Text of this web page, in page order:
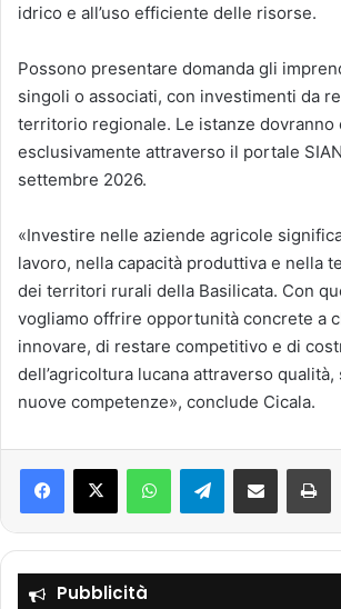
idrico e all’uso efficiente delle risorse.
Possono presentare domanda gli
singoli o associati, con investimenti da
territorio regionale. Le istanze dovranno
esclusivamente attraverso il portale
settembre 2026.
«Investire nelle aziende agricole
lavoro, nella capacità produttiva e nella
dei territori rurali della Basilicata. Con
vogliamo offrire opportunità concrete a
innovare, di restare competitivo e di
dell’agricoltura lucana attraverso
nuove competenze», conclude Cicala.
Telegram
Pubblicità